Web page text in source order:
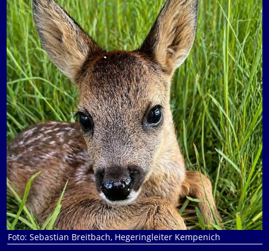
Foto: Sebastian Breitbach, Hegeringleiter Kempenich